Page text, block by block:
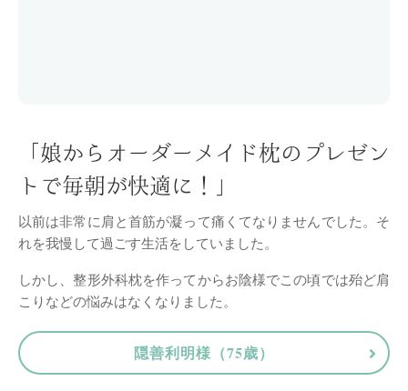
「娘からオーダーメイド枕のプレゼン
トで毎朝が快適に！」
以前は非常に肩と首筋が凝って痛くてなりませんでした。 そ
れを我慢して過ごす生活をしていました。
しかし、整形外科枕を作ってからお陰様でこの頃では殆ど肩
こりなどの悩みはなくなりました。
隠善利明様（75歳）